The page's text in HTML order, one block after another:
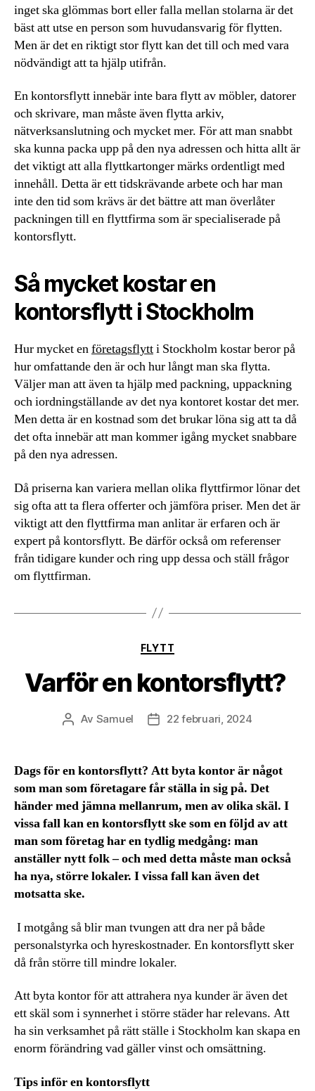
inget ska glömmas bort eller falla mellan stolarna är det
bäst att utse en person som huvudansvarig för flytten.
Men är det en riktigt stor flytt kan det till och med vara
nödvändigt att ta hjälp utifrån.
En kontorsflytt innebär inte bara flytt av möbler, datorer
och skrivare, man måste även flytta arkiv,
nätverksanslutning och mycket mer. För att man snabbt
ska kunna packa upp på den nya adressen och hitta allt är
det viktigt att alla flyttkartonger märks ordentligt med
innehåll. Detta är ett tidskrävande arbete och har man
inte den tid som krävs är det bättre att man överlåter
packningen till en flyttfirma som är specialiserade på
kontorsflytt.
Så mycket kostar en
kontorsflytt i Stockholm
Hur mycket enföretagsflytti Stockholm kostar beror på
hur omfattande den är och hur långt man ska flytta.
Väljer man att även ta hjälp med packning, uppackning
och iordningställande av det nya kontoret kostar det mer.
Men detta är en kostnad som det brukar löna sig att ta då
det ofta innebär att man kommer igång mycket snabbare
på den nya adressen.
Då priserna kan variera mellan olika flyttfirmor lönar det
sig ofta att ta flera offerter och jämföra priser. Men det är
viktigt att den flyttfirma man anlitar är erfaren och är
expert på kontorsflytt. Be därför också om referenser
från tidigare kunder och ring upp dessa och ställ frågor
om flyttfirman.
Kategorier
FLYTT
Varför en kontorsflytt?
Inläggsförfattare
Av Samuel Inläggsdatum
22 februari, 2024
Dags för en kontorsflytt? Att byta kontor är något
som man som företagare får ställa in sig på. Det
händer med jämna mellanrum, men av olika skäl. I
vissa fall kan en kontorsflytt ske som en följd av att
man som företag har en tydlig medgång: man
anställer nytt folk – och med detta måste man också
ha nya, större lokaler. I vissa fall kan även det
motsatta ske.
I motgång så blir man tvungen att dra ner på både
personalstyrka och hyreskostnader. En kontorsflytt sker
då från större till mindre lokaler.
Att byta kontor för att attrahera nya kunder är även det
ett skäl som i synnerhet i större städer har relevans. Att
ha sin verksamhet på rätt ställe i Stockholm kan skapa en
enorm förändring vad gäller vinst och omsättning.
Tips inför en kontorsflytt